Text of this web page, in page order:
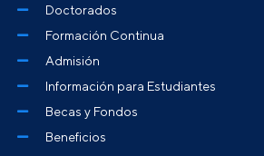
Doctorados
Formación Continua
Admisión
Información para Estudiantes
Becas y Fondos
Beneficios